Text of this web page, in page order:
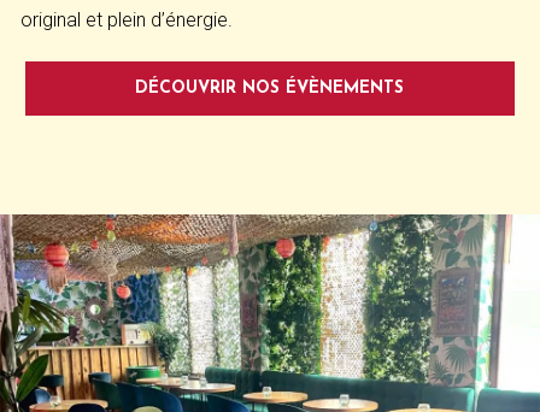
original et plein d’énergie.
DÉCOUVRIR NOS ÉVÈNEMENTS